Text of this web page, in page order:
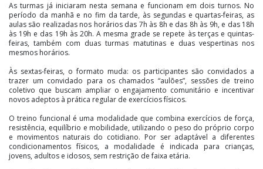
As turmas já iniciaram nesta semana e funcionam em dois turnos. No
período da manhã e no fim da tarde, às segundas e quartas-feiras, as
aulas são realizadas nos horários das 7h às 8h e das 8h às 9h, e das 18h
às 19h e das 19h às 20h. A mesma grade se repete às terças e quintas-
feiras, também com duas turmas matutinas e duas vespertinas nos
mesmos horários.
Às sextas-feiras, o formato muda: os participantes são convidados a
trazer um convidado para os chamados “aulões”, sessões de treino
coletivo que buscam ampliar o engajamento comunitário e incentivar
novos adeptos à prática regular de exercícios físicos.
O treino funcional é uma modalidade que combina exercícios de força,
resistência, equilíbrio e mobilidade, utilizando o peso do próprio corpo
e movimentos naturais do cotidiano. Por ser adaptável a diferentes
condicionamentos físicos, a modalidade é indicada para crianças,
jovens, adultos e idosos, sem restrição de faixa etária.